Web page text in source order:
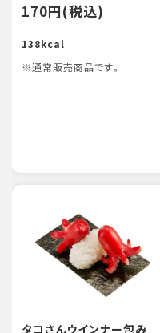
170円(税込)
138kcal
※通常販売商品です。
タコさんウインナー包み